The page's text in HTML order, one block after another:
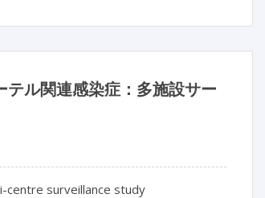
ル関連感染症：多施設サー
centre surveillance study